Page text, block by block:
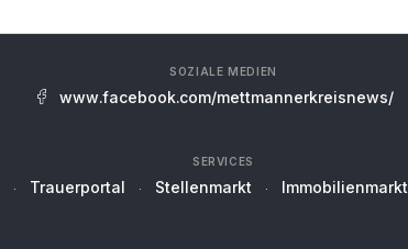
SOZIALE MEDIEN
www.facebook.com/mettmannerkreisnews/
SERVICES
Trauerportal Stellenmarkt Immobilienmarkt